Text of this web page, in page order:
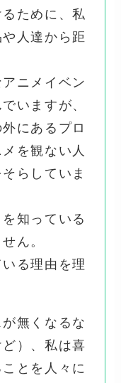
ために、私
人達から距
ニメイベン
いますが、
にあるプロ
を観ない人
らしていま
知っている
ん。
る理由を理
無くなるな
）、私は喜
とを人々に